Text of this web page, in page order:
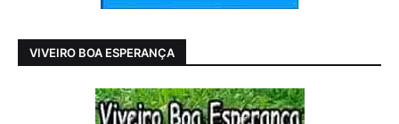
VIVEIRO BOA ESPERANÇA